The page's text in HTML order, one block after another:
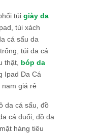
túi giày da
túi xách
cá sấu da
túi da cá
thật, bóp da
Ipad Da Cá
nam giá rẻ
da cá sấu, đồ
cá đuối, đồ da
hàng tiêu